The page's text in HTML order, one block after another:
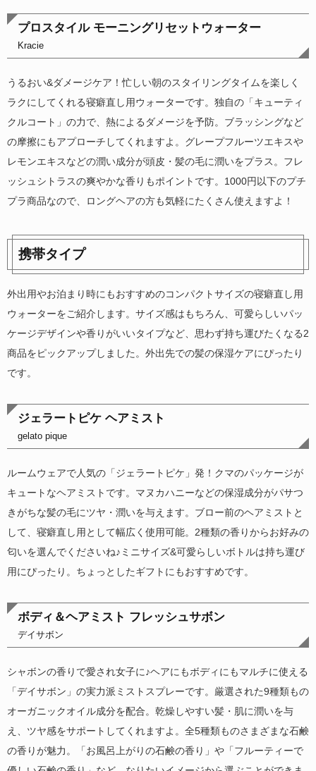
プロスタイル モーニングリセットウォーター
Kracie
うるおい&ダメージケア！忙しい朝のスタイリングタイムを楽しく
ラクにしてくれる寝癖直し用ウォーターです。独自の「キューティ
クルコート」の力で、熱によるダメージを予防。ブラッシングなど
の摩擦にもアプローチしてくれますよ。グレープフルーツエキスや
レモンエキスなどの潤い成分が頭皮・髪の毛に潤いをプラス。フレ
ッシュシトラスの爽やかな香りもポイントです。1000円以下のプチ
プラ商品なので、ロングヘアの方も気軽にたくさん使えますよ！
携帯タイプ
外出用やお泊まり時にもおすすめのコンパクトサイズの寝癖直し用
ウォーターをご紹介します。サイズ感はもちろん、可愛らしいパッ
ケージデザインや香りがいいタイプなど、思わず持ち運びたくなる2
商品をピックアップしました。外出先での髪の保湿ケアにぴったり
です。
ジェラートピケ ヘアミスト
gelato pique
ルームウェアで人気の「ジェラートピケ」発！クマのパッケージが
キュートなヘアミストです。マヌカハニーなどの保湿成分がパサつ
きがちな髪の毛にツヤ・潤いを与えます。ブロー前のヘアミストと
して、寝癖直し用として幅広く使用可能。2種類の香りからお好みの
匂いを選んでくださいね♪ミニサイズ&可愛らしいボトルは持ち運び
用にぴったり。ちょっとしたギフトにもおすすめです。
ボディ＆ヘアミスト フレッシュサボン
デイサボン
シャボンの香りで愛され女子に♪ヘアにもボディにもマルチに使える
「デイサボン」の実力派ミストスプレーです。厳選された9種類もの
オーガニックオイル成分を配合。乾燥しやすい髪・肌に潤いを与
え、ツヤ感をサポートしてくれますよ。全5種類ものさまざまな石鹸
の香りが魅力。「お風呂上がりの石鹸の香り」や「フルーティーで